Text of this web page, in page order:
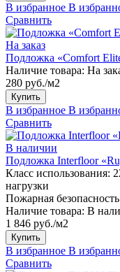
В избранное В
Сравнить
На заказ
Подложка «Comfort
Наличие товара: На
280 руб./м2
Купить
В избранное В
Сравнить
В наличии
Подложка Interfloor
Класс использования:
нагрузки
Пожарная
Наличие товара: В
1 846 руб./м2
Купить
В избранное В
Сравнить